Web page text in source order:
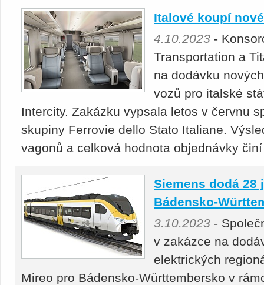
Italové koupí
4.10.2023 -
Transportation a
na dodávku
vozů pro italské
Intercity. Zakázku vypsala letos v červnu
skupiny Ferrovie dello Stato Italiane.
vagonů a celková hodnota objednávky
Siemens dodá 28
Bádensko-
3.10.2023 -
v zakázce na
elektrických
Mireo pro Bádensko-Württembersko v